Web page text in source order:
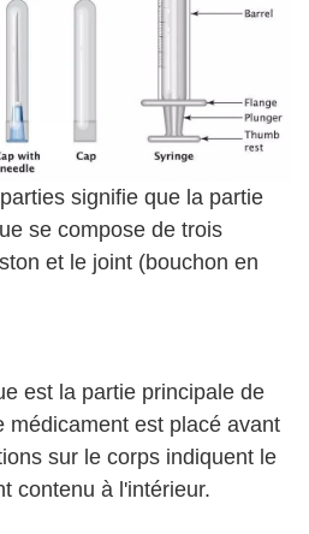
signifie que la partie
se compose de trois
et le joint (bouchon en
est la partie principale de
médicament est placé avant
sur le corps indiquent le
contenu à l'intérieur.